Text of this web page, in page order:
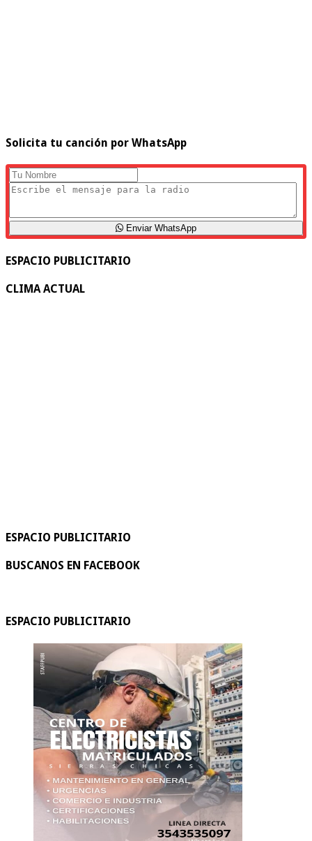
Solicita tu canción por WhatsApp
Enviar WhatsApp
ESPACIO PUBLICITARIO
CLIMA ACTUAL
ESPACIO PUBLICITARIO
BUSCANOS EN FACEBOOK
ESPACIO PUBLICITARIO